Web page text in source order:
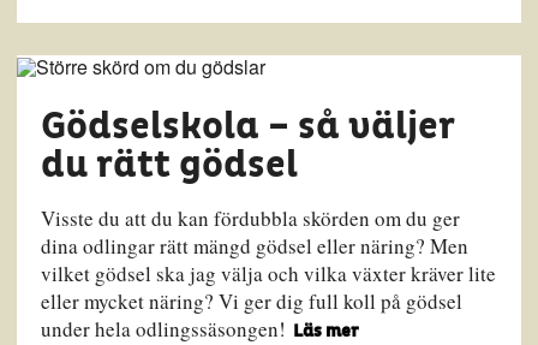
Gödselskola – så väljer
du rätt gödsel
Visste du att du kan fördubbla skörden om du ger
dina odlingar rätt mängd gödsel eller näring? Men
vilket gödsel ska jag välja och vilka växter kräver lite
eller mycket näring? Vi ger dig full koll på gödsel
under hela odlingssäsongen!
Läs mer